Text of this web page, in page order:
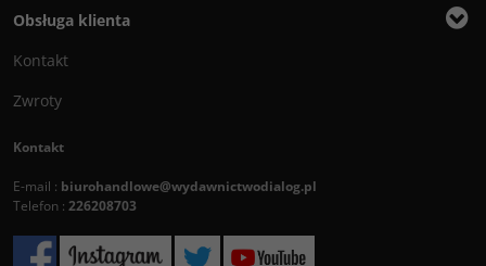
Obsługa klienta
Kontakt
Zwroty
Kontakt
E-mail : biurohandlowe@wydawnictwodialog.pl
Telefon : 226208703